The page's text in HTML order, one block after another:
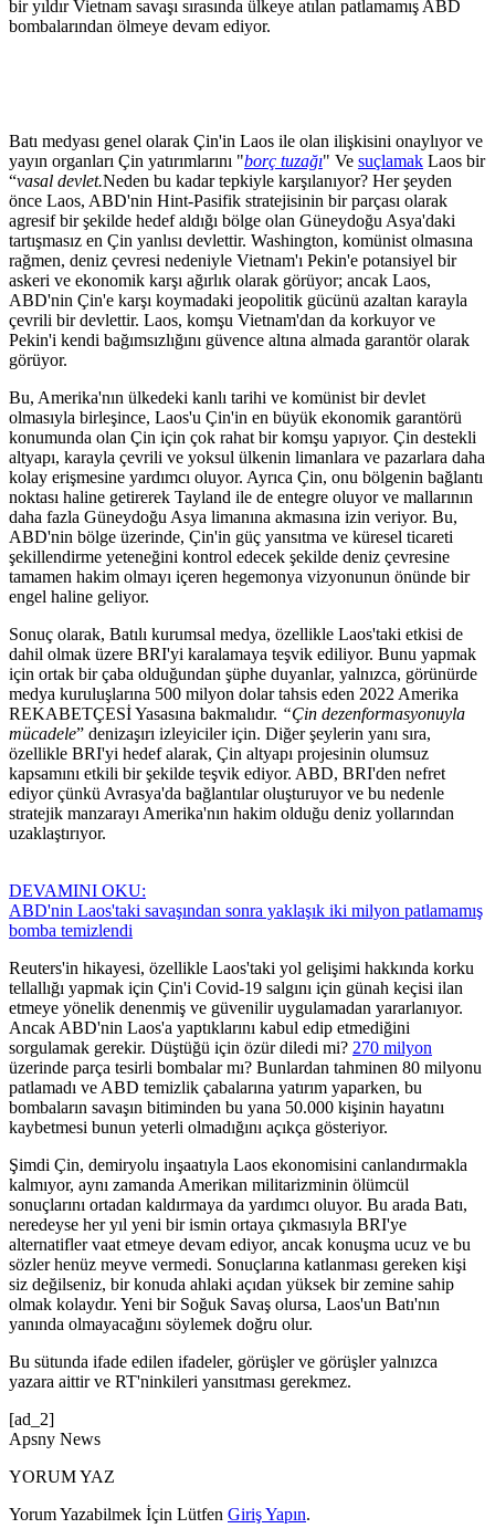
bir yıldır Vietnam savaşı sırasında ülkeye atılan patlamamış ABD
bombalarından ölmeye devam ediyor.
Batı medyası genel olarak Çin'in Laos ile olan ilişkisini onaylıyor ve
yayın organları Çin yatırımlarını "borç tuzağı" Ve suçlamak Laos bir
“vasal devlet.Neden bu kadar tepkiyle karşılanıyor? Her şeyden
önce Laos, ABD'nin Hint-Pasifik stratejisinin bir parçası olarak
agresif bir şekilde hedef aldığı bölge olan Güneydoğu Asya'daki
tartışmasız en Çin yanlısı devlettir. Washington, komünist olmasına
rağmen, deniz çevresi nedeniyle Vietnam'ı Pekin'e potansiyel bir
askeri ve ekonomik karşı ağırlık olarak görüyor; ancak Laos,
ABD'nin Çin'e karşı koymadaki jeopolitik gücünü azaltan karayla
çevrili bir devlettir. Laos, komşu Vietnam'dan da korkuyor ve
Pekin'i kendi bağımsızlığını güvence altına almada garantör olarak
görüyor.
Bu, Amerika'nın ülkedeki kanlı tarihi ve komünist bir devlet
olmasıyla birleşince, Laos'u Çin'in en büyük ekonomik garantörü
konumunda olan Çin için çok rahat bir komşu yapıyor. Çin destekli
altyapı, karayla çevrili ve yoksul ülkenin limanlara ve pazarlara daha
kolay erişmesine yardımcı oluyor. Ayrıca Çin, onu bölgenin bağlantı
noktası haline getirerek Tayland ile de entegre oluyor ve mallarının
daha fazla Güneydoğu Asya limanına akmasına izin veriyor. Bu,
ABD'nin bölge üzerinde, Çin'in güç yansıtma ve küresel ticareti
şekillendirme yeteneğini kontrol edecek şekilde deniz çevresine
tamamen hakim olmayı içeren hegemonya vizyonunun önünde bir
engel haline geliyor.
Sonuç olarak, Batılı kurumsal medya, özellikle Laos'taki etkisi de
dahil olmak üzere BRI'yi karalamaya teşvik ediliyor. Bunu yapmak
için ortak bir çaba olduğundan şüphe duyanlar, yalnızca, görünürde
medya kuruluşlarına 500 milyon dolar tahsis eden 2022 Amerika
REKABETÇESİ Yasasına bakmalıdır. “Çin dezenformasyonuyla
mücadele” denizaşırı izleyiciler için. Diğer şeylerin yanı sıra,
özellikle BRI'yi hedef alarak, Çin altyapı projesinin olumsuz
kapsamını etkili bir şekilde teşvik ediyor. ABD, BRI'den nefret
ediyor çünkü Avrasya'da bağlantılar oluşturuyor ve bu nedenle
stratejik manzarayı Amerika'nın hakim olduğu deniz yollarından
uzaklaştırıyor.
DEVAMINI OKU:
ABD'nin Laos'taki savaşından sonra yaklaşık iki milyon patlamamış
bomba temizlendi
Reuters'in hikayesi, özellikle Laos'taki yol gelişimi hakkında korku
tellallığı yapmak için Çin'i Covid-19 salgını için günah keçisi ilan
etmeye yönelik denenmiş ve güvenilir uygulamadan yararlanıyor.
Ancak ABD'nin Laos'a yaptıklarını kabul edip etmediğini
sorgulamak gerekir. Düştüğü için özür diledi mi? 270 milyon
üzerinde parça tesirli bombalar mı? Bunlardan tahminen 80 milyonu
patlamadı ve ABD temizlik çabalarına yatırım yaparken, bu
bombaların savaşın bitiminden bu yana 50.000 kişinin hayatını
kaybetmesi bunun yeterli olmadığını açıkça gösteriyor.
Şimdi Çin, demiryolu inşaatıyla Laos ekonomisini canlandırmakla
kalmıyor, aynı zamanda Amerikan militarizminin ölümcül
sonuçlarını ortadan kaldırmaya da yardımcı oluyor. Bu arada Batı,
neredeyse her yıl yeni bir ismin ortaya çıkmasıyla BRI'ye
alternatifler vaat etmeye devam ediyor, ancak konuşma ucuz ve bu
sözler henüz meyve vermedi. Sonuçlarına katlanması gereken kişi
siz değilseniz, bir konuda ahlaki açıdan yüksek bir zemine sahip
olmak kolaydır. Yeni bir Soğuk Savaş olursa, Laos'un Batı'nın
yanında olmayacağını söylemek doğru olur.
Bu sütunda ifade edilen ifadeler, görüşler ve görüşler yalnızca
yazara aittir ve RT'ninkileri yansıtması gerekmez.
[ad_2]
Apsny News
YORUM YAZ
Yorum Yazabilmek İçin Lütfen Giriş Yapın.